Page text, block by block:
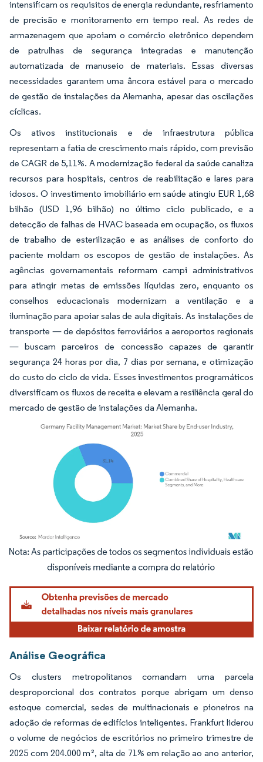
intensificam os requisitos de energia redundante, resfriamento
de precisão e monitoramento em tempo real. As redes de
armazenagem que apoiam o comércio eletrônico dependem
de patrulhas de segurança integradas e manutenção
automatizada de manuseio de materiais. Essas diversas
necessidades garantem uma âncora estável para o mercado
de gestão de instalações da Alemanha, apesar das oscilações
cíclicas.
Os ativos institucionais e de infraestrutura pública
representam a fatia de crescimento mais rápido, com previsão
de CAGR de 5,11%. A modernização federal da saúde canaliza
recursos para hospitais, centros de reabilitação e lares para
idosos. O investimento imobiliário em saúde atingiu EUR 1,68
bilhão (USD 1,96 bilhão) no último ciclo publicado, e a
detecção de falhas de HVAC baseada em ocupação, os fluxos
de trabalho de esterilização e as análises de conforto do
paciente moldam os escopos de gestão de instalações. As
agências governamentais reformam campi administrativos
para atingir metas de emissões líquidas zero, enquanto os
conselhos educacionais modernizam a ventilação e a
iluminação para apoiar salas de aula digitais. As instalações de
transporte — de depósitos ferroviários a aeroportos regionais
— buscam parceiros de concessão capazes de garantir
segurança 24 horas por dia, 7 dias por semana, e otimização
do custo do ciclo de vida. Esses investimentos programáticos
diversificam os fluxos de receita e elevam a resiliência geral do
mercado de gestão de instalações da Alemanha.
Imagem © Mordor Intelligence. O reuso requer atribuição conforme CC BY 4.0.
Análise Geográfica
Os clusters metropolitanos comandam uma parcela
desproporcional dos contratos porque abrigam um denso
estoque comercial, sedes de multinacionais e pioneiros na
adoção de reformas de edifícios inteligentes. Frankfurt liderou
o volume de negócios de escritórios no primeiro trimestre de
2025 com 204.000 m², alta de 71% em relação ao ano anterior,